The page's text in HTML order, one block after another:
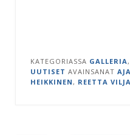
KATEGORIASSA GALLERIA ,
UUTISET AVAINSANAT
HEIKKINEN , REETTA